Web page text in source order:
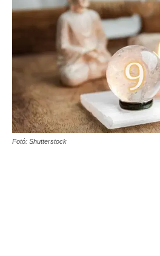
Fotó: Shutterstock